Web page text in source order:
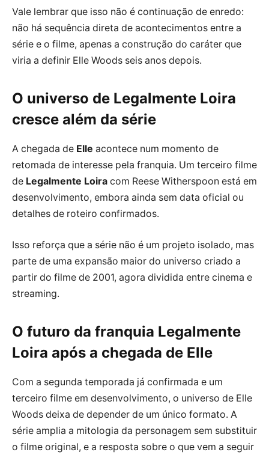
Vale lembrar que isso não é continuação de enredo:
não há sequência direta de acontecimentos entre a
série e o filme, apenas a construção do caráter que
viria a definir Elle Woods seis anos depois.
O universo de Legalmente Loira
cresce além da série
A chegada de Elle acontece num momento de
retomada de interesse pela franquia. Um terceiro filme
de Legalmente Loira com Reese Witherspoon está em
desenvolvimento, embora ainda sem data oficial ou
detalhes de roteiro confirmados.
Isso reforça que a série não é um projeto isolado, mas
parte de uma expansão maior do universo criado a
partir do filme de 2001, agora dividida entre cinema e
streaming.
O futuro da franquia Legalmente
Loira após a chegada de Elle
Com a segunda temporada já confirmada e um
terceiro filme em desenvolvimento, o universo de Elle
Woods deixa de depender de um único formato. A
série amplia a mitologia da personagem sem substituir
o filme original, e a resposta sobre o que vem a seguir